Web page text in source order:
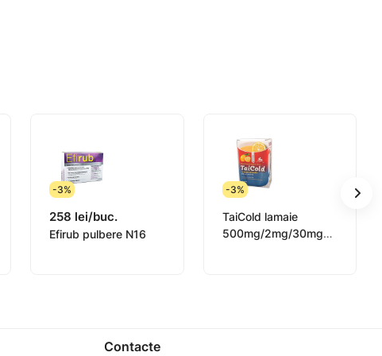
-3%
258 lei/buc.
Efirub pulbere N16
-3%
TaiCold lamaie
500mg/2mg/30mg
Contacte